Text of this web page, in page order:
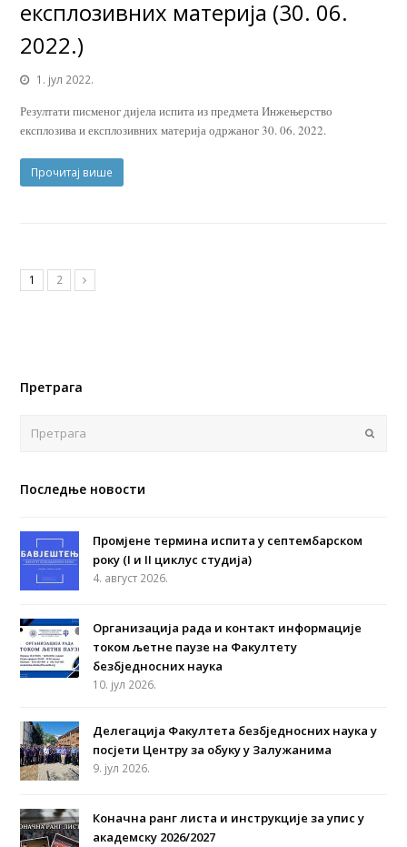
експлозивних материја (30. 06.
2022.)
1. јул 2022.
Резултати писменог дијела испита из предмета Инжењерство
експлозива и експлозивних материја одржаног 30. 06. 2022.
Прочитај више
1 2
Претрага
Последње новости
Промјене термина испита у септембарском
року (I и II циклус студија)
4. август 2026.
Организација рада и контакт информације
током љетне паузе на Факултету
безбједносних наука
10. јул 2026.
Делегација Факултета безбједносних наука у
посјети Центру за обуку у Залужанима
9. јул 2026.
Коначна ранг листа и инструкције за упис у
академску 2026/2027